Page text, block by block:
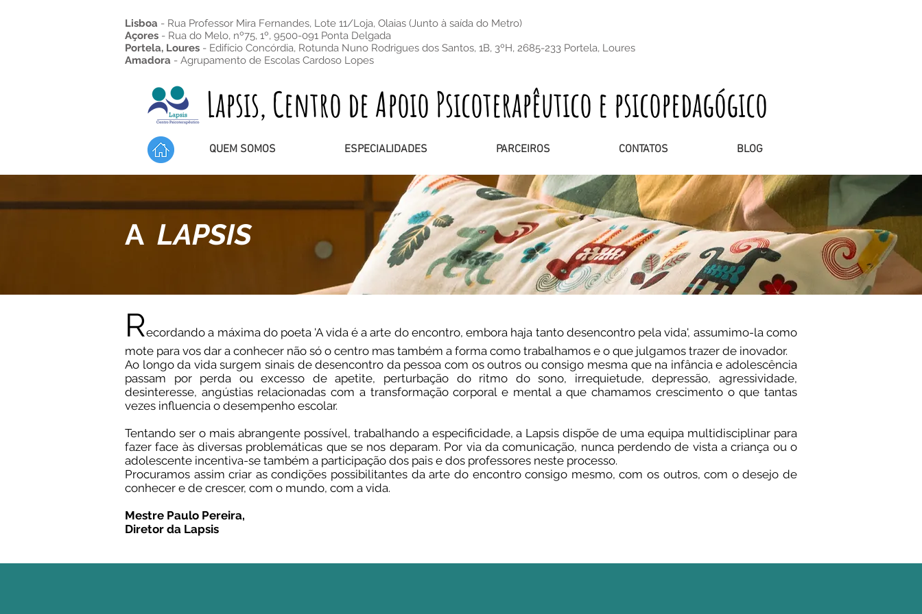
Lisboa - Rua Professor Mira Fernandes, Lote 11/Loja, Olaias (Junto à saída do Metro)
Açores - Rua do Melo, nº75, 1º, 9500-091 Ponta Delgada
Portela, Loures - Edifício Concórdia, Rotunda Nuno Rodrigues dos Santos, 1B, 3ºH, 2685-233 Portela, Loures
Amadora - Agrupamento de Escolas Cardoso Lopes
Lapsis, Centro de Apoio Psicoterapêutico e psicopedagógico
QUEM SOMOS ESPECIALIDADES PARCEIROS CONTATOS BLOG
A LAPSIS
Recordando a máxima do poeta 'A vida é a arte do encontro, embora haja tanto desencontro pela vida', assumimo-la como
mote para vos dar a conhecer não só o centro mas também a forma como trabalhamos e o que julgamos trazer de inovador.
Ao longo da vida surgem sinais de desencontro da pessoa com os outros ou consigo mesma que na infância e adolescência
passam por perda ou excesso de apetite, perturbação do ritmo do sono, irrequietude, depressão, agressividade,
desinteresse, angústias relacionadas com a transformação corporal e mental a que chamamos crescimento o que tantas
vezes influencia o desempenho escolar.
Tentando ser o mais abrangente possível, trabalhando a especificidade, a Lapsis dispõe de uma equipa multidisciplinar para
fazer face às diversas problemáticas que se nos deparam. Por via da comunicação, nunca perdendo de vista a criança ou o
adolescente incentiva-se também a participação dos pais e dos professores neste processo.
Procuramos assim criar as condições possibilitantes da arte do encontro consigo mesmo, com os outros, com o desejo de
conhecer e de crescer, com o mundo, com a vida.
Mestre Paulo Pereira,
Diretor da Lapsis